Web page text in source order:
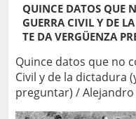
QUINCE DATOS QUE
GUERRA CIVIL Y DE
TE DA VERGÜENZA
Quince datos que no
Civil y de la dictadura
preguntar) /